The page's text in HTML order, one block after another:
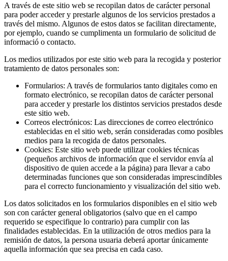
A través de este sitio web se recopilan datos de carácter personal
para poder acceder y prestarle algunos de los servicios prestados a
través del mismo. Algunos de estos datos se facilitan directamente,
por ejemplo, cuando se cumplimenta un formulario de solicitud de
informació o contacto.
Los medios utilizados por este sitio web para la recogida y posterior
tratamiento de datos personales son:
Formularios: A través de formularios tanto digitales como en
formato electrónico, se recopilan datos de carácter personal
para acceder y prestarle los distintos servicios prestados desde
este sitio web.
Correos electrónicos: Las direcciones de correo electrónico
establecidas en el sitio web, serán consideradas como posibles
medios para la recogida de datos personales.
Cookies: Este sitio web puede utilizar cookies técnicas
(pequeños archivos de información que el servidor envía al
dispositivo de quien accede a la página) para llevar a cabo
determinadas funciones que son consideradas imprescindibles
para el correcto funcionamiento y visualización del sitio web.
Los datos solicitados en los formularios disponibles en el sitio web
son con carácter general obligatorios (salvo que en el campo
requerido se especifique lo contrario) para cumplir con las
finalidades establecidas. En la utilización de otros medios para la
remisión de datos, la persona usuaria deberá aportar únicamente
aquella información que sea precisa en cada caso.